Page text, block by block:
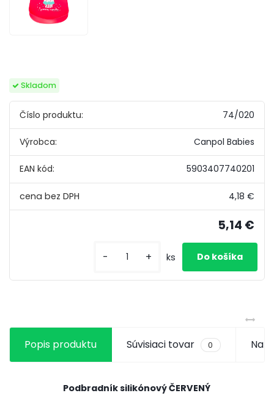
Skladom
Číslo produktu: 74/020
Výrobca: Canpol Babies
EAN kód: 5903407740201
4,18 €
5,14 €
- + ks
Popis produktu Súvisiaci tovar 0 Na
Podbradník silikónový ČERVENÝ